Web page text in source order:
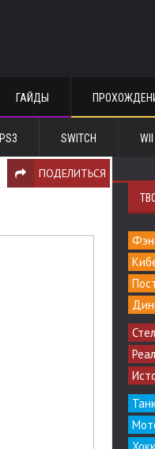
ГАЙДЫ
PS3 SWITCH WII
ПОДЕЛИТЬСЯ